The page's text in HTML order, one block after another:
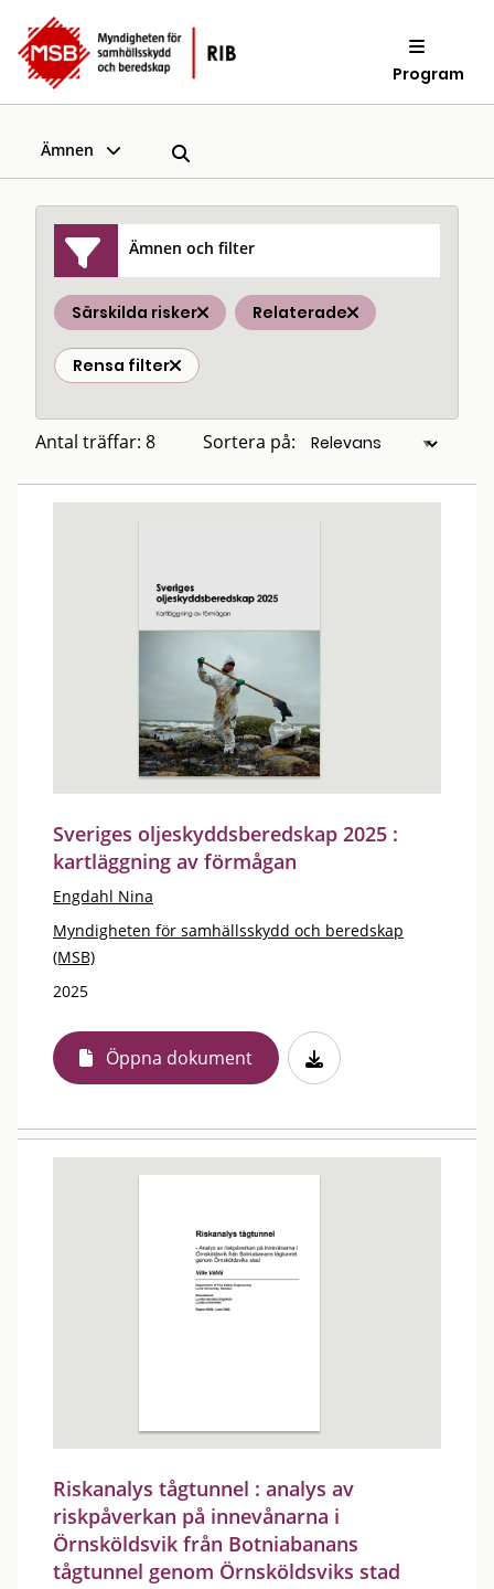
Program
Ämnen
Ämnen och filter
Särskilda risker Relaterade
Rensa filter
Antal träffar: 8 Sortera på:
Sveriges oljeskyddsberedskap 2025 :
kartläggning av förmågan
Engdahl Nina
Myndigheten för samhällsskydd och beredskap
(MSB)
2025
Öppna dokument
Riskanalys tågtunnel : analys av
riskpåverkan på innevånarna i
Örnsköldsvik från Botniabanans
tågtunnel genom Örnsköldsviks stad